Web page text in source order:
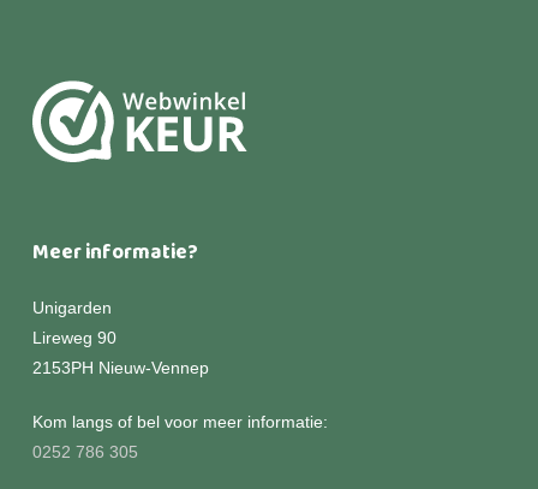
Meer informatie?
Unigarden
Lireweg 90
2153PH Nieuw-Vennep
Kom langs of bel voor meer informatie:
0252 786 305